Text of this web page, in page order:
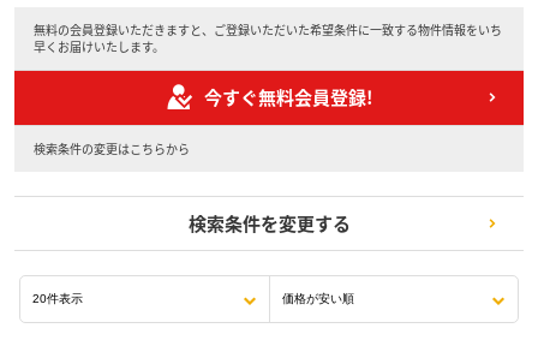
無料の会員登録いただきますと、ご登録いただいた希望条件に一致する物件情報をいち
早くお届けいたします。
今すぐ無料会員登録!
検索条件の変更はこちらから
検索条件を変更する